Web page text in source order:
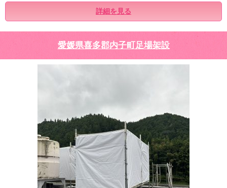
詳細を見る
愛媛県喜多郡内子町足場架設